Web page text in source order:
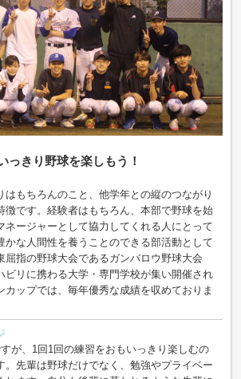
っきり野球を楽しもう！
はもちろんのこと、他学年との縦のつながり
徴です。経験者はもちろん、本部で野球を始
ネージャーとして協力してくれる人にとって
かな人間性を養うことのできる部活動として
屈指の野球大会であるガンバロウ野球大会
ビリに携わる大学・専門学校が集い開催され
カップでは、毎年優秀な成績を収めておりま
が、1回1回の練習をおもいっきり楽しむの
。先輩は野球だけでなく、勉強やプライベー